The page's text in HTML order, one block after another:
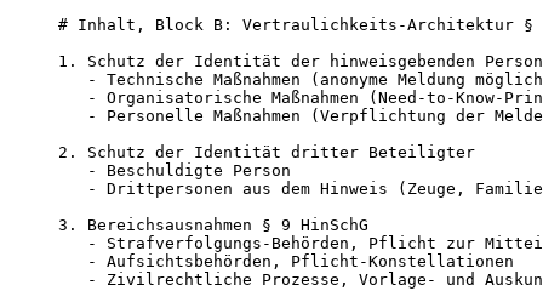
# Inhalt, Block B: Vertraulichkeits-Architektur § 8
1. Schutz der Identität der hinweisgebenden Person
- Technische Maßnahmen (anonyme Meldung
- Organisatorische Maßnahmen (Need-to-Know-
- Personelle Maßnahmen (Verpflichtung der
2. Schutz der Identität dritter Beteiligter
   - Beschuldigte Person
- Drittpersonen aus dem Hinweis (Zeuge,
3. Bereichsausnahmen § 9 HinSchG
- Strafverfolgungs-Behörden, Pflicht zur
   - Aufsichtsbehörden, Pflicht-Konstellationen
- Zivilrechtliche Prozesse, Vorlage- und